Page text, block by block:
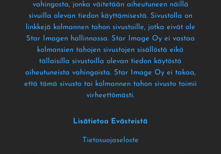
vahingosta, jonka väitetään aiheutuneen näillä
sivuilla olevan tiedon käyttämisestä. Sivustolla on
linkkejä kolmannen tahon sivustoille, jotka eivät ole
Star Imagen hallinnassa. Star Image Oy ei vastaa
kolmansien tahojen sivustojen sisällöstä eikä
tällaisilla sivustoilla olevan tiedon käytöstä
aiheutuneista vahingoista. Star Image Oy ei takaa,
että tämä sivusto tai kolmannen tahon sivusto toimii
virheettömästi.
Lisätietoa Evästeistä
Tietosuojaseloste